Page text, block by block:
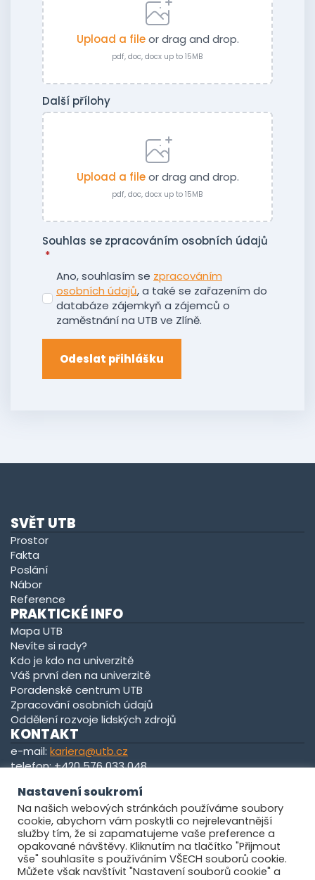
Upload a fileor drag and drop.
pdf, doc, docx up to 15MB
Další přílohy
Upload a fileor drag and drop.
pdf, doc, docx up to 15MB
Souhlas se zpracováním osobních údajů
*
Ano, souhlasím se zpracováním
osobních údajů, a také se zařazením do
databáze zájemkyň a zájemců o
zaměstnání na UTB ve Zlíně.
Odeslat přihlášku
SVĚT UTB
Prostor
Fakta
Poslání
Nábor
Reference
PRAKTICKÉ INFO
Mapa UTB
Nevíte si rady?
Kdo je kdo na univerzitě
Váš první den na univerzitě
Poradenské centrum UTB
Zpracování osobních údajů
Oddělení rozvoje lidských zdrojů
KONTAKT
e-mail: kariera@utb.cz
telefon: +420 576 033 048
Zobrazit na mapě
Nastavení soukromí
Na našich webových stránkách používáme soubory
cookie, abychom vám poskytli co nejrelevantnější
služby tím, že si zapamatujeme vaše preference a
opakované návštěvy. Kliknutím na tlačítko "Přijmout
vše" souhlasíte s používáním VŠECH souborů cookie.
Můžete však navštívit "Nastavení souborů cookie" a